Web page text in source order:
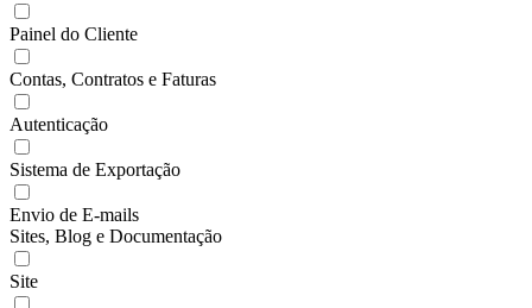
Painel do Cliente
Contas, Contratos e Faturas
Autenticação
Sistema de Exportação
Envio de E-mails
Sites, Blog e Documentação
Site